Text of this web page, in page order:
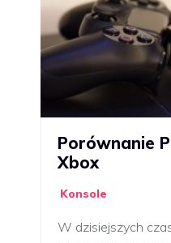
Porównanie
Xbox
Konsole
W dzisiejszych